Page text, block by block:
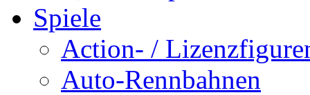
Spiele
Action- /
Auto-Rennbahnen